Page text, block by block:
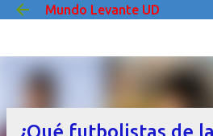
Ir al contenido
Mundo Levante UD
¿Qué futbolistas de